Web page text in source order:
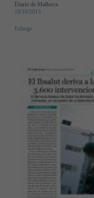
Diario de Mallorca
18/10/2013
Enlarge